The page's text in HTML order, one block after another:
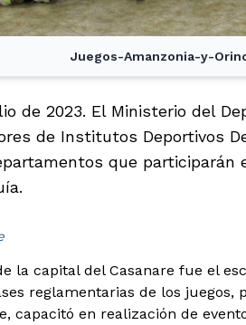
Juegos-Amanzonia-y-
de 2023. El Ministerio del
de Institutos Deportivos
que
la capital del Casanare fue el
reglamentarias de los juegos,
capacitó en realización de